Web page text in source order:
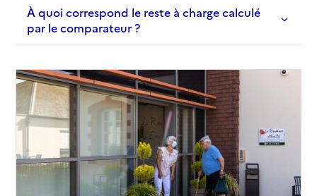
À quoi correspond le reste à charge calculé
par le comparateur ?